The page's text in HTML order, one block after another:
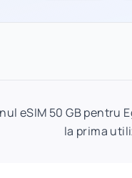
eSIM 50 GB pentru
la prima